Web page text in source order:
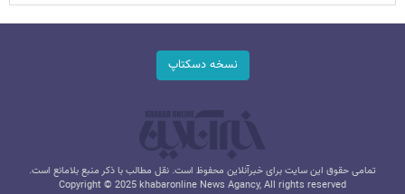
نسخه دسکتاپ
تمامی حقوق این سایت برای خبرآنلاین محفوظ است. نقل مطالب با ذکر منبع بلامانع است.
Copyright © 2025 khabaronline News Agancy, All rights reserved